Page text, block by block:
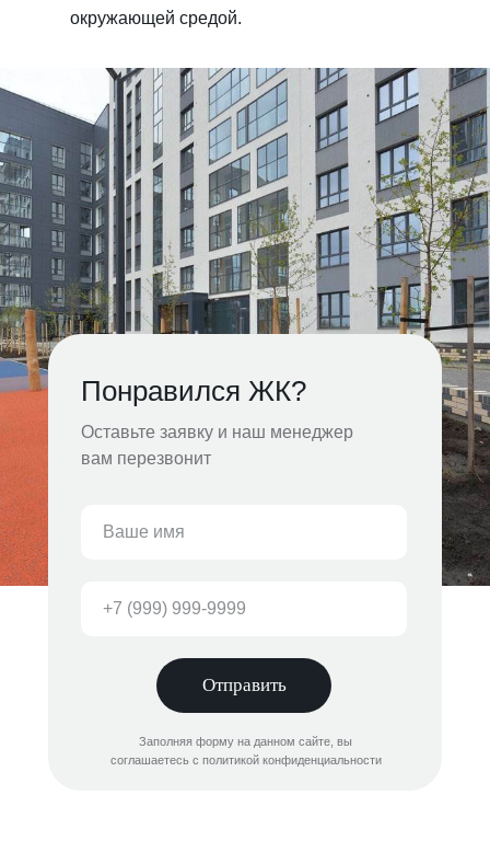
окружающей средой.
Отправить
Оставьте заявку и наш менеджер
вам перезвонит
Понравился ЖК?
Заполняя форму на данном сайте, вы
соглашаетесь с политикой конфиденциальности